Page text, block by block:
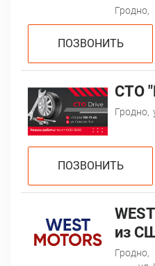
Гродно,
ПОЗВОНИТЬ
СТО
Гродно,
ПОЗВОНИТЬ
из
Гродно,